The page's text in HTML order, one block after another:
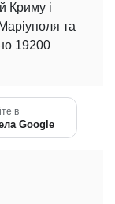
Криму і
та
19200
в
Google